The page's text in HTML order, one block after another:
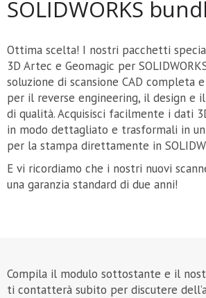
SOLIDWORKS
Ottima scelta! I nostri pacchetti
3D Artec e Geomagic per
soluzione di scansione CAD completa
per il reverse engineering, il design e
di qualità. Acquisisci facilmente i dati
in modo dettagliato e trasformali in
per la stampa direttamente in
E vi ricordiamo che i nostri nuovi
una garanzia standard di due anni!
Compila il modulo sottostante e il
ti contatterà subito per discutere